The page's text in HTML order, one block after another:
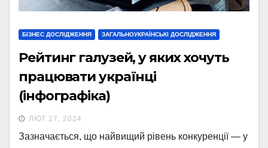
БІЗНЕС ДОСЛІДЖЕННЯ ЗАГАЛЬНОУКРАЇНСЬКІ ДОСЛІДЖЕННЯ
Рейтинг галузей, у яких хочуть
працювати українці
(інфографіка)
ЛЮТ 27, 2024
Зазначається, що найвищий рівень конкуренції — у